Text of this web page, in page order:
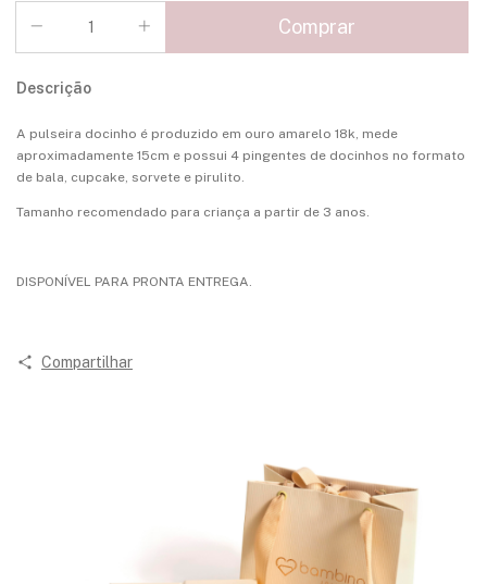
Descrição
A pulseira docinho é produzido em ouro amarelo 18k, mede
aproximadamente 15cm e possui 4 pingentes de docinhos no formato
de bala, cupcake, sorvete e pirulito.
Tamanho recomendado para criança a partir de 3 anos.
DISPONÍVEL PARA PRONTA ENTREGA.
Compartilhar